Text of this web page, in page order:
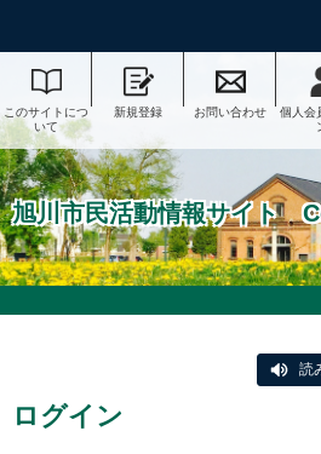
このサイトにつ
いて
新規登録 お問い合わせ
個人会
旭川市民活動情報サイト
読
ログイン